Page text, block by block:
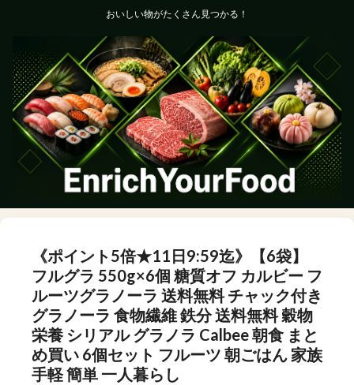
おいしい物がたくさん見つかる！
《ポイント5倍★11日9:59迄》【6袋】
フルグラ 550g×6個 糖質オフ カルビー フ
ルーツグラノーラ 送料無料 チャック付き
グラノーラ 食物繊維 鉄分 送料無料 穀物
栄養 シリアル グラノラ Calbee 朝食 まと
め買い 6個セット フルーツ 朝ごはん 家族
手軽 簡単 一人暮らし